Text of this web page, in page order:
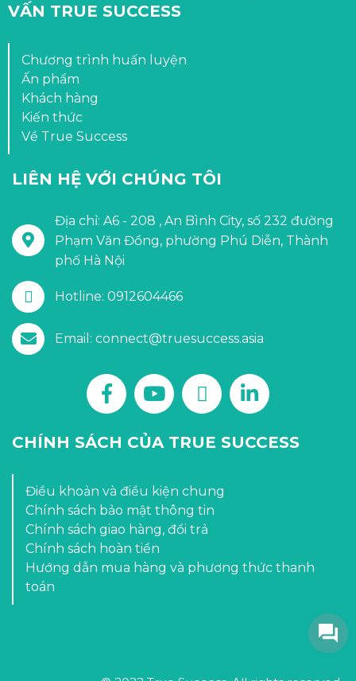
VẤN TRUE SUCCESS
Chương trình huấn luyện
Ấn phẩm
Khách hàng
Kiến thức
Về True Success
LIÊN HỆ VỚI CHÚNG TÔI
Địa chỉ: A6 - 208 , An Bình City, số 232 đường
Phạm Văn Đồng, phường Phú Diễn, Thành
phố Hà Nội
Hotline: 0912604466
Email: connect@truesuccess.asia
CHÍNH SÁCH CỦA TRUE SUCCESS
Điều khoản và điều kiện chung
Chính sách bảo mật thông tin
Chính sách giao hàng, đổi trả
Chính sách hoàn tiền
Hướng dẫn mua hàng và phương thức thanh
toán